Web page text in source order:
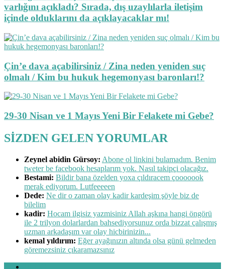
varlığını açıkladı? Sırada, dış uzaylılarla iletişim
içinde olduklarını da açıklayacaklar mı!
Çin’e dava açabilirsiniz / Zina neden yeniden suç
olmalı / Kim bu hukuk hegemonyası baronları!?
29-30 Nisan ve 1 Mayıs Yeni Bir Felakete mi Gebe?
SİZDEN GELEN YORUMLAR
Zeynel abidin Gürsoy: Abone ol linkini bulamadım. Benim
tweter be facebook hesaplarım yok. Nasıl takipçi olacağız.
Bestami: Bildir bana özelden yoxa çıldıracem çooooook
merak ediyorum. Lutfeeeeen
Dede: Ne dir o zaman olay kadir kardeşim şöyle biz de
bilelim
kadir: Hocam ilgisiz yazmisiniz Allah aşkına hangi öngörü
ile 2 trilyon dolarlardan bahsediyorsunuz orda bizzat çalışmış
uzman arkadaşım var olay hicbirinizin...
kemal yıldırım: Eğer ayağınızın altında olsa günü gelmeden
göremezsiniz çıkaramazsınız